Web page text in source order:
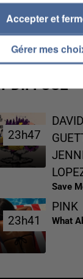
EN
DIFFUSÉ
23h47
23h47
DAVID
Save
23h41
23h41
PINK
What
Gérer mes
Accepter et